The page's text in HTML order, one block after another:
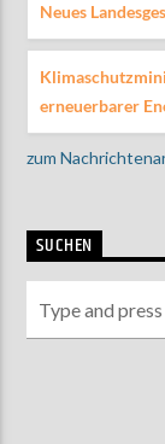
Neues
erneuerbarer
zum
SUCHEN